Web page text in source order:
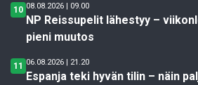
10 08.08.2026 | 09.00
NP Reissupelit lähestyy –
pieni muutos
11 06.08.2026 | 21.20
Espanja teki hyvän tilin – näin